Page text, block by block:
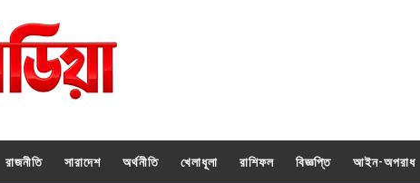
রাজনীতি সারাদেশ অর্থনীতি খেলাধূলা রাশিফল বিজ্ঞপ্তি আইন-অপরাধ